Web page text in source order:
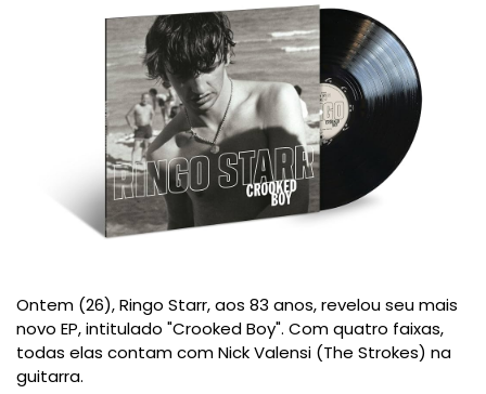
Ontem (26), Ringo Starr, aos 83 anos, revelou seu mais
novo EP, intitulado "Crooked Boy". Com quatro faixas,
todas elas contam com Nick Valensi (The Strokes) na
guitarra.